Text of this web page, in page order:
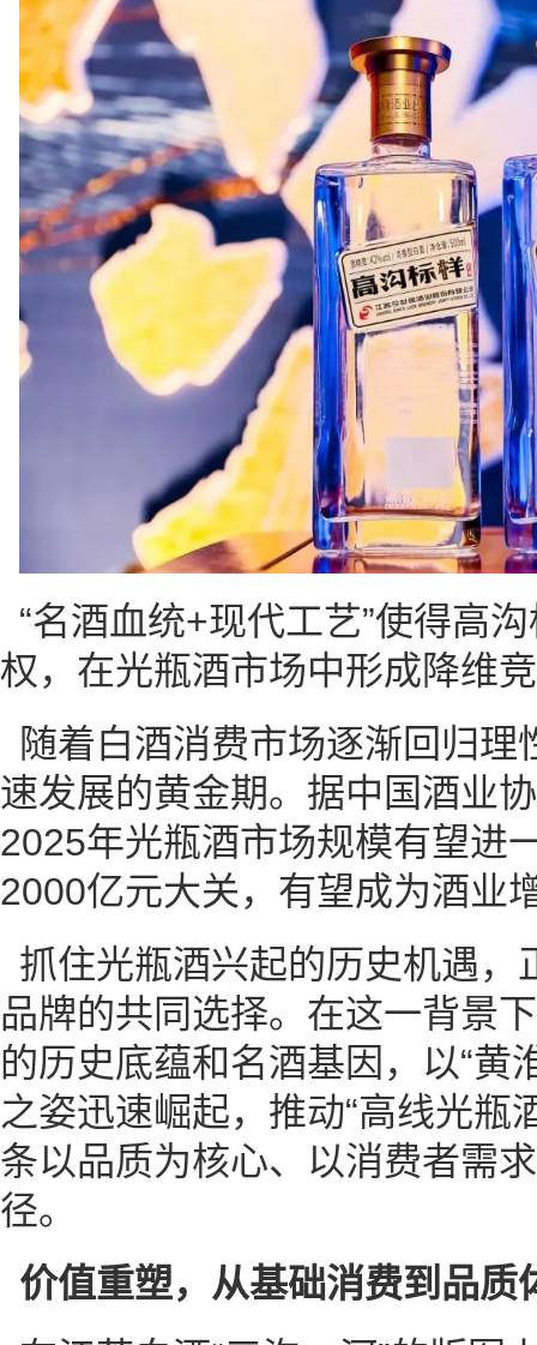
“名酒血统+现代工艺”使得高
权，在光瓶酒市场中形成降维竞
随着白酒消费市场逐渐回归
速发展的黄金期。据中国酒业
2025年光瓶酒市场规模有望进
2000亿元大关，有望成为酒业
抓住光瓶酒兴起的历史机遇，
品牌的共同选择。在这一背景
的历史底蕴和名酒基因，以“黄
之姿迅速崛起，推动“高线光瓶
条以品质为核心、以消费者需
径。
价值重塑，从基础消费到品质